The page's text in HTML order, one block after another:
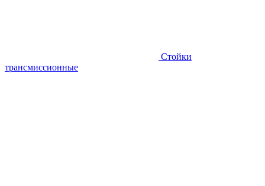
Стойки
трансмиссионные